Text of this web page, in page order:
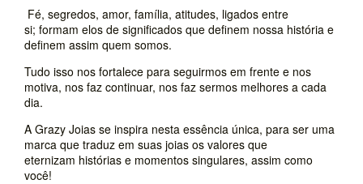
Fé, segredos, amor, família, atitudes, ligados entre
si; formam elos de significados que definem nossa história e
definem assim quem somos.
Tudo isso nos fortalece para seguirmos em frente e nos
motiva, nos faz continuar, nos faz sermos melhores a cada
dia.
A Grazy Joias se inspira nesta essência única, para ser uma
marca que traduz em suas joias os valores que
eternizam histórias e momentos singulares, assim como
você!